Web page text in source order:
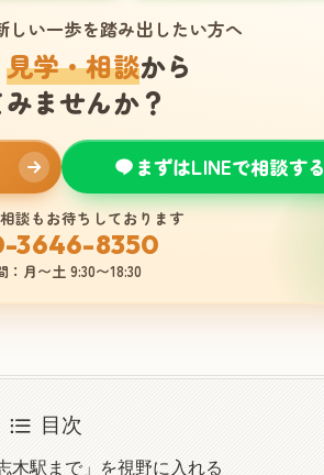
しい一歩を踏み出したい方へ
見学・相談から
ませんか？
まずはLINEで相談する
談もお待ちしております
3646-8350
：月〜土 9:30〜18:30
目次
木駅まで」を視野に入れる